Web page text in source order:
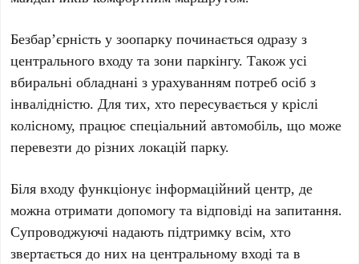
Безбар’єрність у зоопарку починається одразу з
центрального входу тазони паркінгу. Також усі
вбиральні обладнані з урахуванням потреб осіб з
інвалідністю. Для тих, хто пересувається у кріслі
колісному, працює спеціальний автомобіль, що може
перевезти до різних локацій парку.
Біля входу функціонує інформаційний центр, де
можна отримати допомогу та відповіді на запитання.
Супроводжуючі надають підтримку всім, хто
звертається до них на центральному вході та в